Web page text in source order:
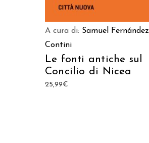
A cura di: Samuel Fernández
Contini
Le fonti antiche sul
Concilio di Nicea
25,99€